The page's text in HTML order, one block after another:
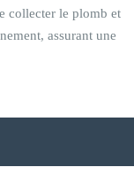
collecter le plomb et
assurant une